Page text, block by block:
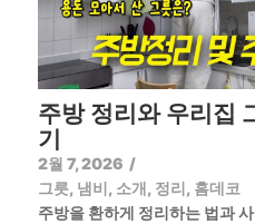
주방 정리와 우리집
기
2월 7, 2026 /
그릇, 냄비, 소개, 정리, 홈데코
주방을 환하게 정리하는 법과